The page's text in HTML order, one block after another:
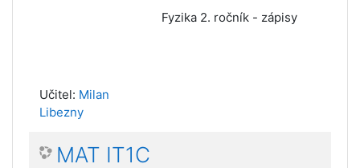
Fyzika 2. ročník - zápisy
Učitel: Milan
Libezny
MAT IT1C